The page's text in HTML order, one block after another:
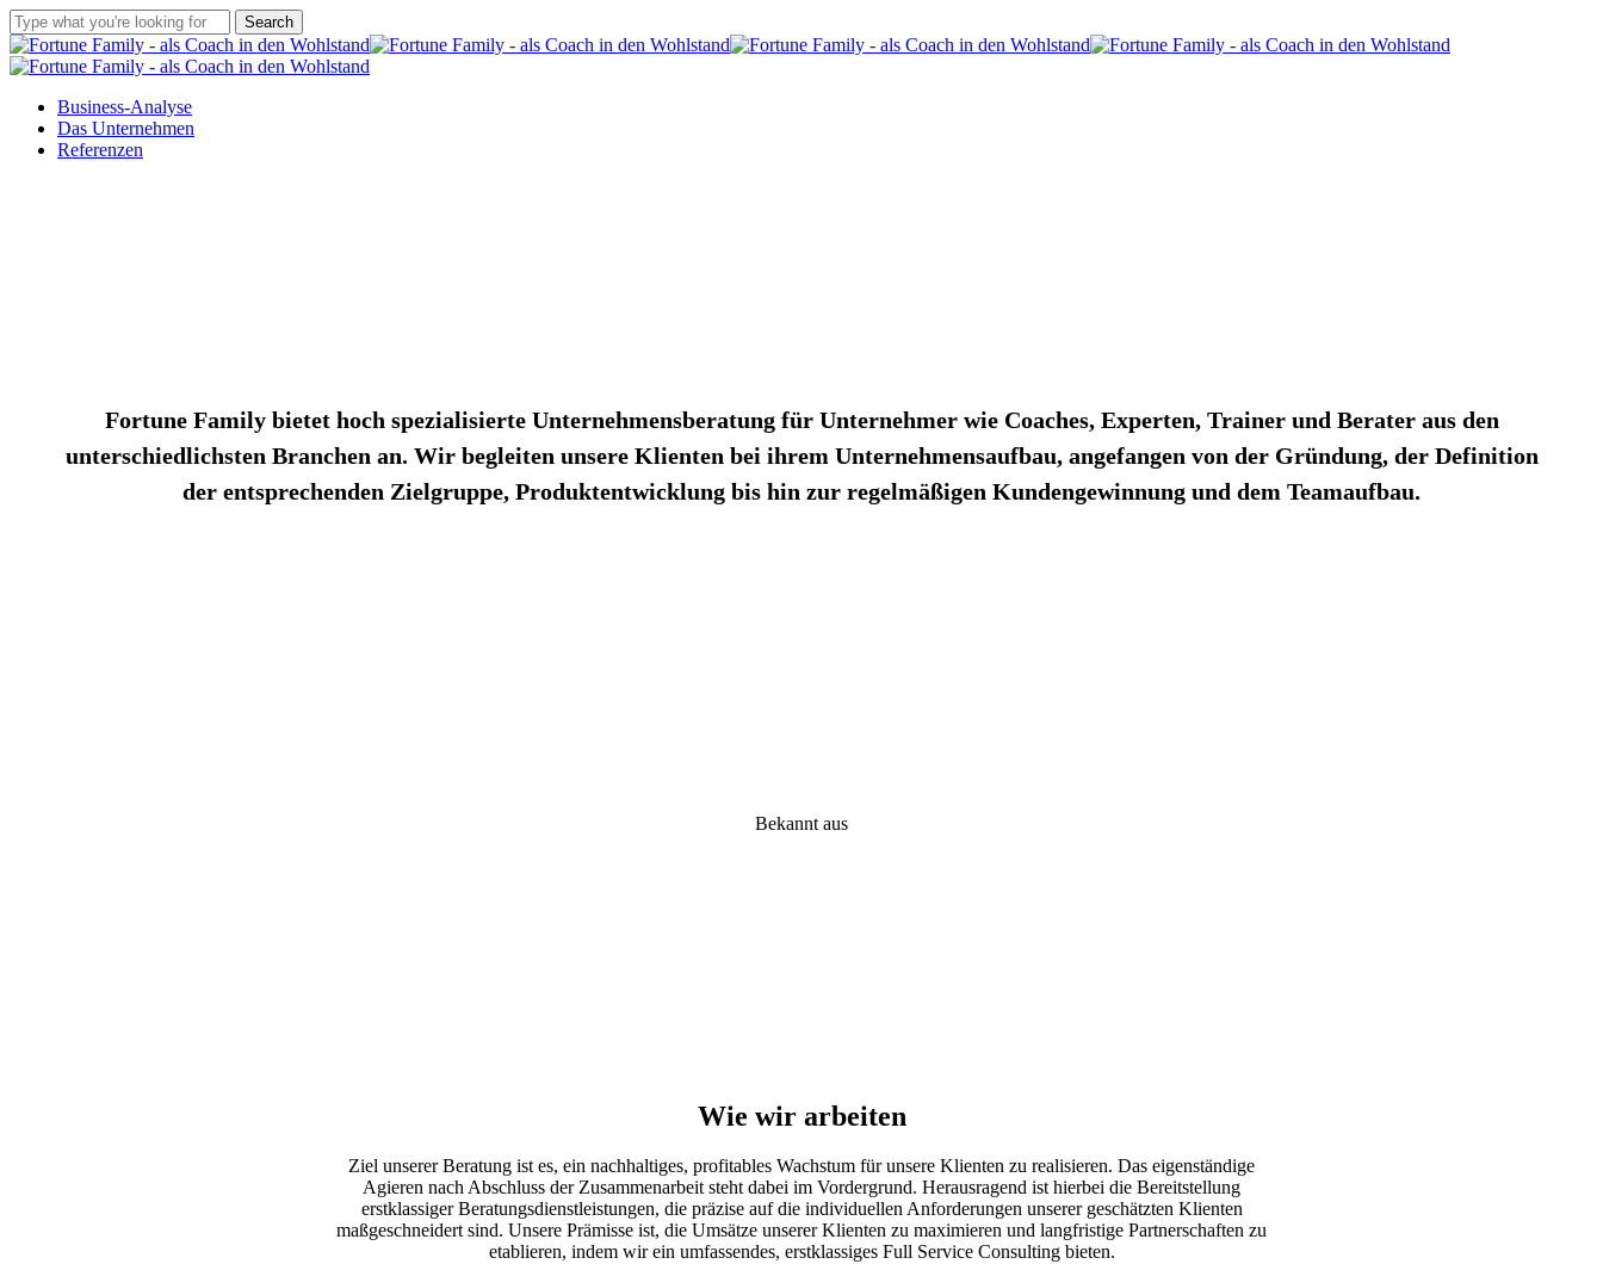
Skip
to
main
Search
Close
Search
Business-Analyse
Das Unternehmen
Referenzen
Fortune Family bietet hoch spezialisierte Unternehmensberatung für Unternehmer wie Coaches, Experten, Trainer und Berater aus den
unterschiedlichsten Branchen an. Wir begleiten unsere Klienten bei ihrem Unternehmensaufbau, angefangen von der Gründung, der Definition
der entsprechenden Zielgruppe, Produktentwicklung bis hin zur regelmäßigen Kundengewinnung und dem Teamaufbau.
Bekannt aus
Wie wir arbeiten
Ziel unserer Beratung ist es, ein nachhaltiges, profitables Wachstum für unsere Klienten zu realisieren. Das eigenständige
Agieren nach Abschluss der Zusammenarbeit steht dabei im Vordergrund. Herausragend ist hierbei die Bereitstellung
erstklassiger Beratungsdienstleistungen, die präzise auf die individuellen Anforderungen unserer geschätzten Klienten
maßgeschneidert sind. Unsere Prämisse ist, die Umsätze unserer Klienten zu maximieren und langfristige Partnerschaften zu
etablieren, indem wir ein umfassendes, erstklassiges Full Service Consulting bieten.